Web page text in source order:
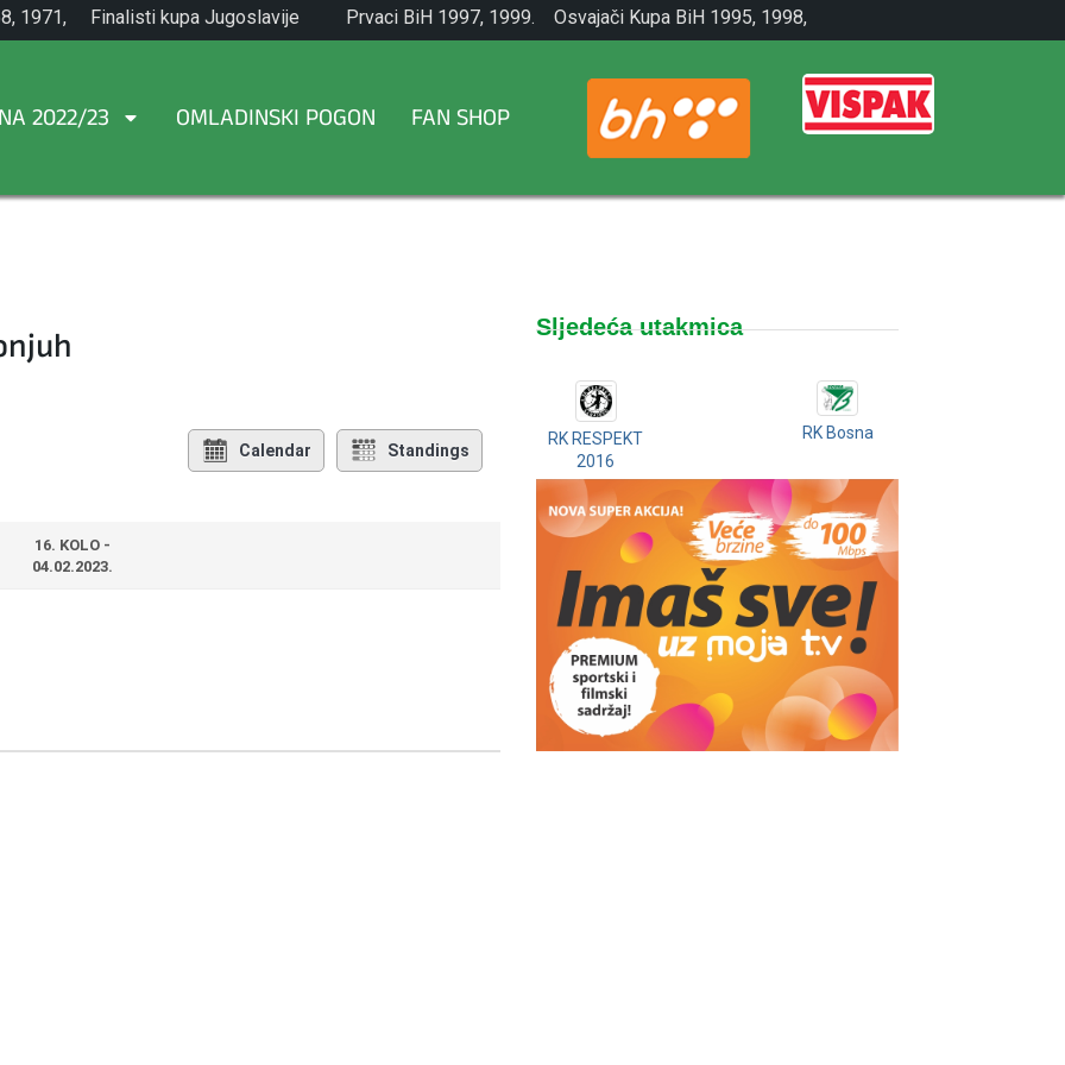
1971,
Finalisti kupa Jugoslavije
1965.
Prvaci BiH 1997, 1999.
Osvajači Kupa BiH 1995, 1998,
2001.
2022/23 OMLADINSKI POGON FAN SHOP
Calendar Standings
16. KOLO -
04.02.2023.
Sljedeća utakmica
RK RESPEKT
2016
RK Bosna